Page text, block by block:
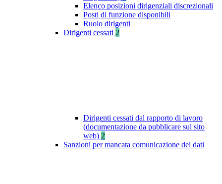
Elenco posizioni dirigenziali discrezionali
Posti di funzione disponibili
Ruolo dirigenti
Dirigenti cessati 2
Dirigenti cessati dal rapporto di lavoro
(documentazione da pubblicare sul sito
web) 2
Sanzioni per mancata comunicazione dei dati